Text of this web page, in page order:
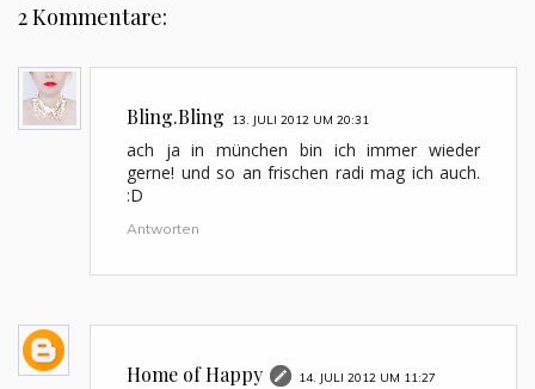
2 Kommentare:
Bling.Bling 13. JULI 2012 UM 20:31
ach ja in münchen bin ich immer wieder
gerne! und so an frischen radi mag ich auch.
:D
Antworten
Home of Happy 14. JULI 2012 UM 11:27